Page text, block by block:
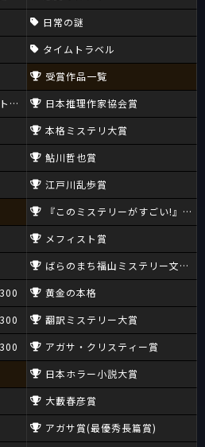
10』
日常の謎
タイムトラベル
受賞作品一覧
日本推理作家協会賞
本格ミステリ大賞
鮎川哲也賞
江戸川乱歩賞
『このミステリーがすごい!』大賞
メフィスト賞
ばらのまち福山ミステリー文学新
黄金の本格
翻訳ミステリー大賞
アガサ・クリスティー賞
日本ホラー小説大賞
大藪春彦賞
アガサ賞(最優秀長篇賞)